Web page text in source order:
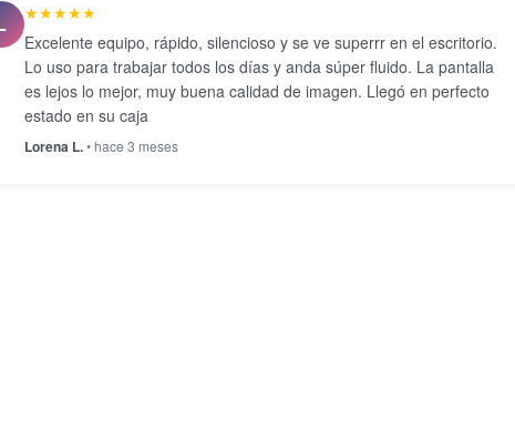
★★★★★
Excelente equipo, rápido, silencioso y se ve superrr en el escritorio.
Lo uso para trabajar todos los días y anda súper fluido. La pantalla
es lejos lo mejor, muy buena calidad de imagen. Llegó en perfecto
estado en su caja
Lorena L.• hace 3 meses